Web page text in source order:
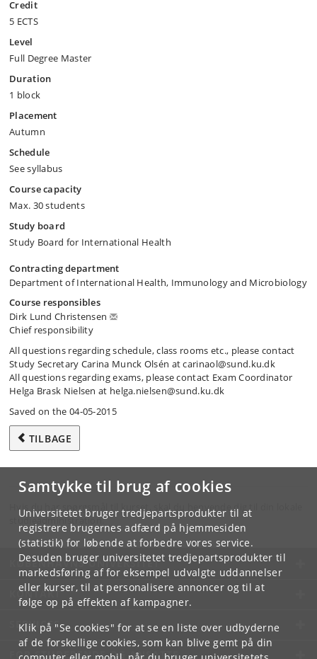
Samtykke til brug af cookies
Universitetet bruger tredjepartsprodukter til at
registrere brugernes adfærd på hjemmesiden
(statistik) for løbende at forbedre vores service.
Desuden bruger universitetet tredjepartsprodukter til
markedsføring af for eksempel udvalgte uddannelser
eller kurser, til at personalisere annoncer og til at
følge op på effekten af kampagner.
Klik på "Se cookies" for at se en liste over udbyderne
af de forskellige cookies, som kan blive gemt på din
Credit
5 ECTS
Level
Full Degree Master
Duration
1 block
Placement
Autumn
Schedule
See syllabus
Course capacity
Max. 30 students
Study board
Study Board for International Health
Contracting department
Department of International Health, Immunology and Microbiology
Course responsibles
Dirk Lund Christensen
Chief responsibility
All questions regarding schedule, class rooms etc., please contact
Study Secretary Carina Munck Olsén at carinaol@sund.ku.dk
All questions regarding exams, please contact Exam Coordinator
Helga Brask Nielsen at helga.nielsen@sund.ku.dk
Saved on the 04-05-2015
TILBAGE
Hvis du har spørgsmål til kurset, skal du henvende dig til din lokale
studieadministration.
KØBENHAVNS UNIVERSITET
KONTAKT
SERVICES
FOR STUDERENDE OG ANSATTE